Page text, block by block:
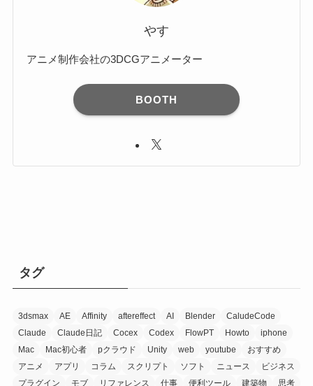
やす
アニメ制作会社の3DCGアニメーター
BOOTH
タグ
3dsmax AE Affinity aftereffect AI Blender
CaludeCode
Claude
Claude日記 Cocex Codex FlowPT Howto
iphone
Mac
Mac初心者 pクラウド Unity web youtube
おすすめ
アニメ
アプリ コラム スクリプト ソフト ニュース
ビジネス
プラグイン
モブ リファレンス 仕事 便利ツール 建築物 思考